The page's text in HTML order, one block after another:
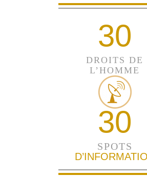
30
DROITS DE
L’HOMME
30
SPOTS